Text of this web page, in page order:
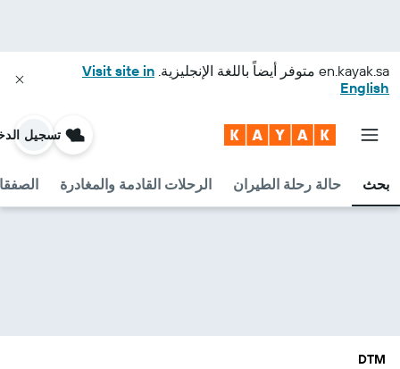
en.kayak.sa متوفر أيضاً باللغة الإنجليزية. Visit site in
English
بحث حالة رحلة الطيران الرحلات القادمة والمغادرة
تسجيل
DTM